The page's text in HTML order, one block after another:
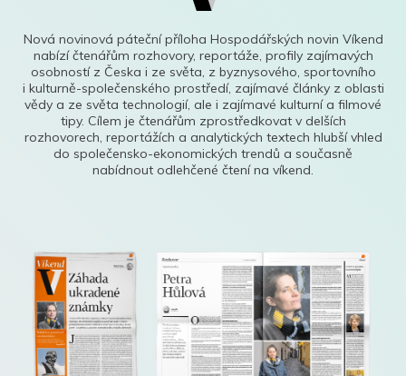
Nová novinová páteční příloha Hospodářských novin Víkend
nabízí čtenářům rozhovory, reportáže, profily zajímavých
osobností z Česka i ze světa, z byznysového, sportovního
i kulturně-společenského prostředí, zajímavé články z oblasti
vědy a ze světa technologií, ale i zajímavé kulturní a filmové
tipy. Cílem je čtenářům zprostředkovat v delších
rozhovorech, reportážích a analytických textech hlubší vhled
do společensko-ekonomických trendů a současně
nabídnout odlehčené čtení na víkend.